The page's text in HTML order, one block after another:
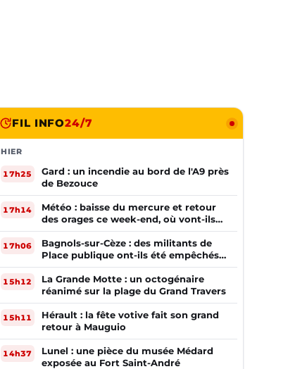
FIL INFO24/7
HIER
17h25
Gard : un incendie au bord de l'A9 près
de Bezouce
17h14
Météo : baisse du mercure et retour
des orages ce week-end, où vont-ils
frapper ?
17h06
Bagnols-sur-Cèze : des militants de
Place publique ont-ils été empêchés
de tracter par la mairie ?
15h12
La Grande Motte : un octogénaire
réanimé sur la plage du Grand Travers
15h11
Hérault : la fête votive fait son grand
retour à Mauguio
14h37
Lunel : une pièce du musée Médard
exposée au Fort Saint-André